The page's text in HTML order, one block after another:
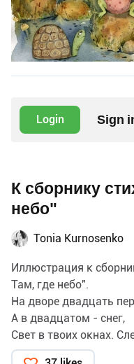
Login Sign
К сборнику
небо"
Tonia Kurnosenko
Иллюстрация к
Там, где небо".
На дворе двадцать
А в двадцатом - снег,
Свет в твоих окнах.
От твоих "нет".